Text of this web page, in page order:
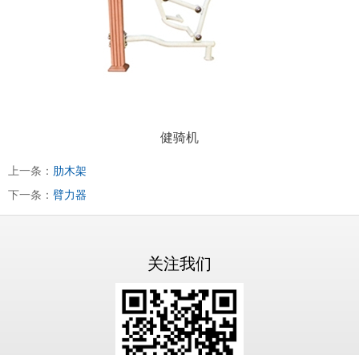
健骑机
上一条： 肋木架
下一条： 臂力器
关注我们